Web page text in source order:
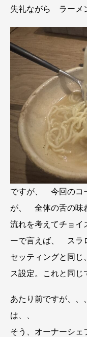
失礼ながら ラーメ
ですが、 今回のコ
が、 全体の舌の味
流れを考えてチョ
ーで言えば、 スラ
セッティングと同じ
ス設定。これと同じ
あたり前ですが、
は、、
そう、オーナー